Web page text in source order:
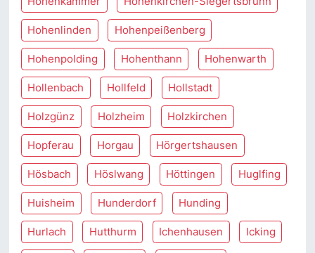
Hohenlinden Hohenpeißenberg
Hohenpolding Hohenthann Hohenwarth
Hollenbach Hollfeld Hollstadt
Holzgünz Holzheim Holzkirchen
Hopferau Horgau Hörgertshausen
Hösbach Höslwang Höttingen Huglfing
Huisheim Hunderdorf Hunding
Hurlach Hutthurm Ichenhausen Icking